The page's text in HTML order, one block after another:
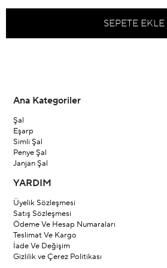
Ana Kategoriler
Şal
Eşarp
Simli Şal
Penye Şal
Janjan Şal
YARDIM
Üyelik Sözleşmesi
Satış Sözleşmesi
Ödeme Ve Hesap Numaraları
Teslimat Ve Kargo
İade Ve Değişim
Gizlilik ve Çerez Politikası